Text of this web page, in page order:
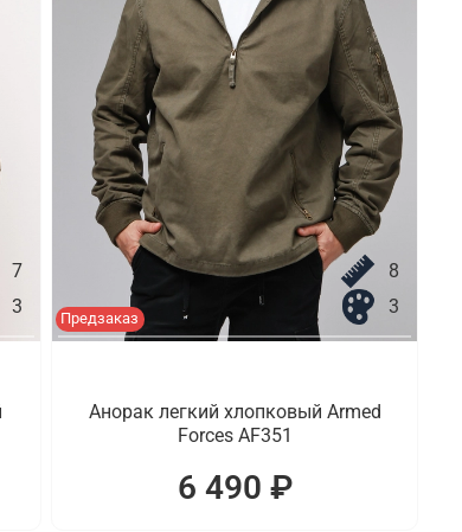
7
3
Предзаказ
8
3
Анорак легкий хлопковый Armed
Forces AF351
6 490 ₽